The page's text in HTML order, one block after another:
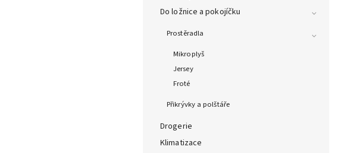
Do ložnice a pokojíčku
Prostěradla
Mikroplyš
Jersey
Froté
Přikrývky a polštáře
Drogerie
Klimatizace